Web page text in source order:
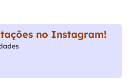
no Instagram!